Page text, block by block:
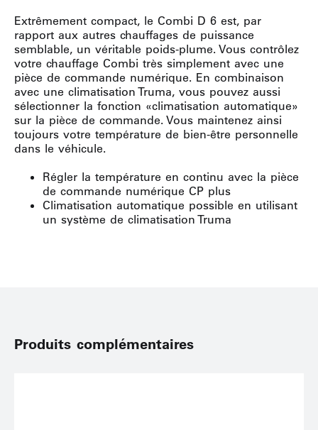
Extrêmement compact, le Combi D 6 est, par
rapport aux autres chauffages de puissance
semblable, un véritable poids-plume. Vous contrôlez
votre chauffage Combi très simplement avec une
pièce de commande numérique. En combinaison
avec une climatisation Truma, vous pouvez aussi
sélectionner la fonction «climatisation automatique»
sur la pièce de commande. Vous maintenez ainsi
toujours votre température de bien-être personnelle
dans le véhicule.
Régler la température en continu avec la pièce
de commande numérique CP plus
Climatisation automatique possible en utilisant
un système de climatisation Truma
Produits complémentaires